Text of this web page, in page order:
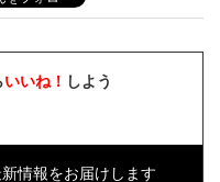
いいね！ しよう
情報をお届けします